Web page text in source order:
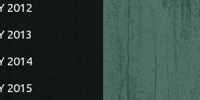
2012
2013
2014
2015